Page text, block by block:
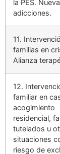
la PES.
adicciones.
11.
familias en
Alianza
12.
familiar en
acogimiento
residencial,
tutelados u
situaciones
riesgo de